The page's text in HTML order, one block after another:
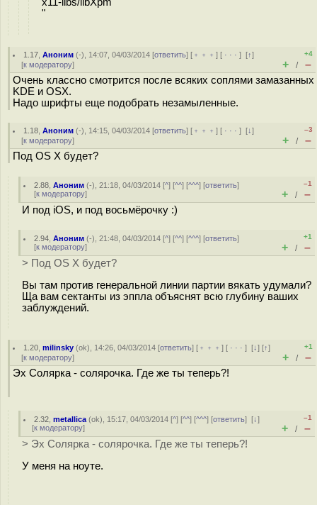
"
1.17 ,Аноним (-), 14:07, 04/03/2014 [ответить] [ ﹢﹢﹢] [ · · ·][↑]
[к модератору]
+4
+ / –
Очень классно смотрится после всяких соплями замазанных
KDE и OSX.
Надо шрифты еще подобрать незамыленные.
1.18 ,Аноним (-), 14:15, 04/03/2014 [ответить] [ ﹢﹢﹢] [ · · ·][↓]
[к модератору]
–3
+ / –
Под OS X будет?
2.88 ,Аноним (-), 21:18, 04/03/2014 [^] [^^] [^^^] [ответить]
[к модератору]
–1
+ / –
И под iOS, и под восьмёрочку :)
2.94 ,Аноним (-), 21:48, 04/03/2014 [^] [^^] [^^^] [ответить]
[к модератору]
+1
+ / –
> Под OS X будет?
Вы там против генеральной линии партии вякать удумали?
Ща вам сектанты из эппла объяснят всю глубину ваших
заблуждений.
1.20 ,milinsky (ok), 14:26, 04/03/2014 [ответить] [ ﹢﹢﹢] [ · · ·][↓] [↑]
[к модератору]
+1
+ / –
Эх Солярка - солярочка. Где же ты теперь?!
2.32 ,metallica (ok), 15:17, 04/03/2014 [^] [^^] [^^^] [ответить][↓]
[к модератору]
–1
+ / –
> Эх Солярка - солярочка. Где же ты теперь?!
У меня на ноуте.